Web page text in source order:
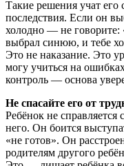
Такие решения учат его
последствия. Если он
холодно — не
выбрал синюю, и тебе
Это не наказание. Это
могу учиться на
контроль — основа
Не спасайте его от
Ребёнок не справляется
него. Он боится
«не готов». Он
родителям другого